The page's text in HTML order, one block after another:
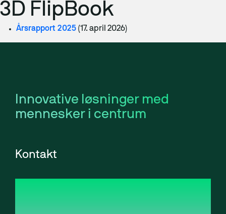
3D FlipBook
Årsrapport 2025 (17. april 2026)
Innovative løsninger med
mennesker i centrum
Kontakt